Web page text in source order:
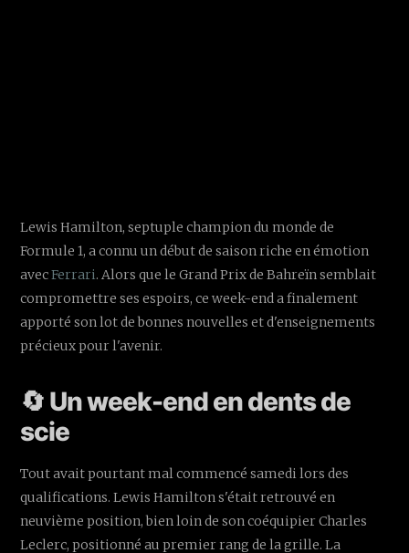
Lewis Hamilton, septuple champion du monde de
Formule 1, a connu un début de saison riche en émotion
avecFerrari. Alors que le Grand Prix de Bahreïn semblait
compromettre ses espoirs, ce week-end a finalement
apporté son lot de bonnes nouvelles et d'enseignements
précieux pour l'avenir.
🔄 Un week-end en dents de
scie
Tout avait pourtant mal commencé samedi lors des
qualifications. Lewis Hamilton s'était retrouvé en
neuvième position, bien loin de son coéquipier Charles
Leclerc, positionné au premier rang de la grille. La